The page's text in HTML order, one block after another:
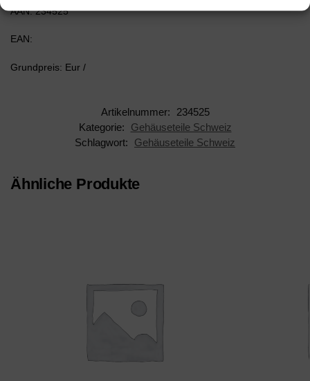
AAN: 234525
EAN:
Grundpreis: Eur /
Artikelnummer:
234525
Kategorie:
Gehäuseteile Schweiz
Schlagwort:
Gehäuseteile Schweiz
Ähnliche Produkte